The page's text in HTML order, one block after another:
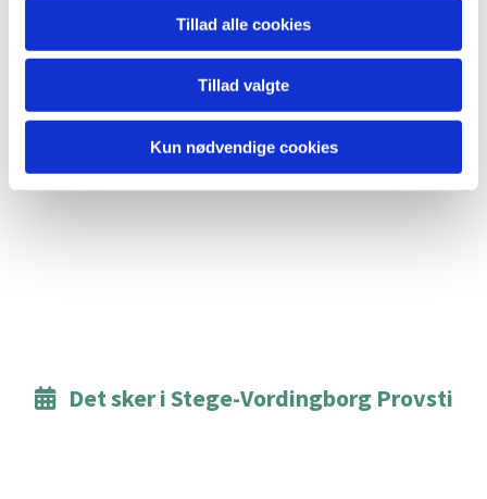
Tillad alle cookies
Tillad valgte
Kun nødvendige cookies
Det sker i Stege-Vordingborg Provsti